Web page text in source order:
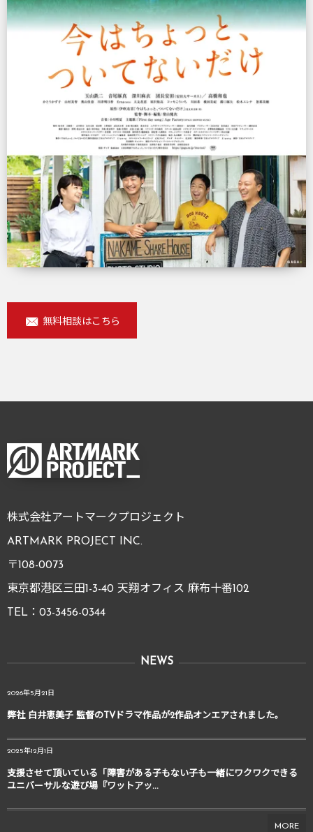
無料相談はこちら
株式会社アートマークプロジェクト
ARTMARK PROJECT INC.
〒108-0073
東京都港区三田1-3-40 天翔オフィス 麻布十番102
TEL：03-3456-0344
NEWS
2026年5月21日
弊社 白井恵美子 監督のTVドラマ作品が2作品オンエアされました。
2025年12月1日
支援させて頂いている「障害がある子もない子も一緒にワクワクできる
ユニバーサルな遊び場『ワットアッ...
MORE